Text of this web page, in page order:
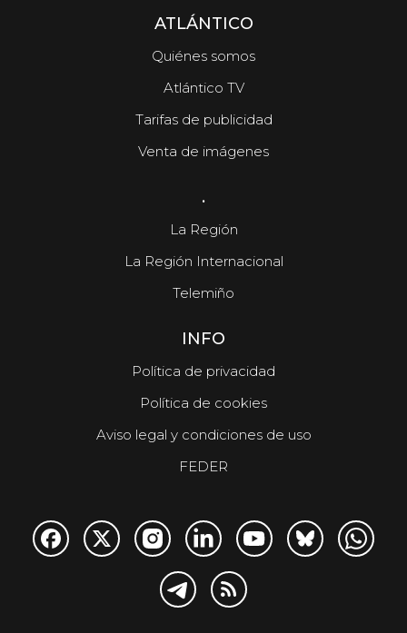
ATLÁNTICO
Quiénes somos
Atlántico TV
Tarifas de publicidad
Venta de imágenes
.
La Región
La Región Internacional
Telemiño
INFO
Política de privacidad
Política de cookies
Aviso legal y condiciones de uso
FEDER